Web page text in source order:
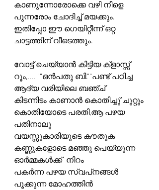
കാണുന്നോരോക്കെ വഴി നീളെ
പുന്നരോം ചോദിച്ച് മയക്കും.
ഇതിപ്പോ ഈ ഗെയിറ്റീന്ന് ഒറ്റ
ചാട്ടത്തിന് വീടെത്തും.
വോട്ട് ചെയ്യാൻ കിട്ടിയ ക്‌ളാസ്സ്
റൂം,.... ""ഒൻപതു ബി.""പണ്ട് പഠിച്ച
ആദ്യ വരിയിലെ ബഞ്ച്
കിടന്നിടം കാണാൻ കൊതിച്ചു് ചുറ്റും
കൊതിയോടെ പരതി,ആ പഴയ
പതിനാലു
വയസ്സുകാരിയുടെ കൗതുക
കണ്ണുകളോടെ മഞ്ഞു പെയ്യുന്ന
ഓർമ്മകൾക്ക്  നിറം
പകർന്ന പഴയ സ്വപ്‌നങ്ങൾ
പൂക്കുന്ന മോഹത്തിൻ